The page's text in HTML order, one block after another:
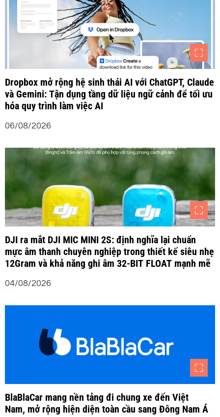
t
Dropbox mở rộng hệ sinh thái AI với ChatGPT, Claude
và Gemini: Tận dụng tầng dữ liệu ngữ cảnh để tối ưu
hóa quy trình làm việc AI
06/08/2026
DJI ra mắt DJI MIC MINI 2S: định nghĩa lại chuẩn
mực âm thanh chuyên nghiệp trong thiết kế siêu nhẹ
12Gram và khả năng ghi âm 32-BIT FLOAT mạnh mẽ
04/08/2026
BlaBlaCar mang nền tảng đi chung xe đến Việt
Nam, mở rộng hiện diện toàn cầu sang Đông Nam Á